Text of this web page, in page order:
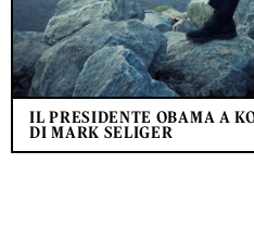
IL PRESIDENTE OBAMA A
DI MARK SELIGER